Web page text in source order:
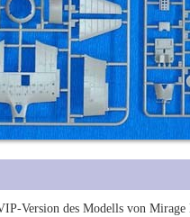
Version des Modells von